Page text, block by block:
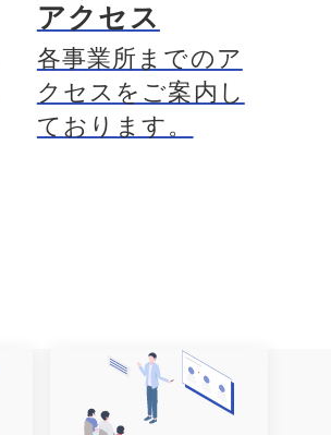
アクセス
各事業所までのア
クセスをご案内し
ております。